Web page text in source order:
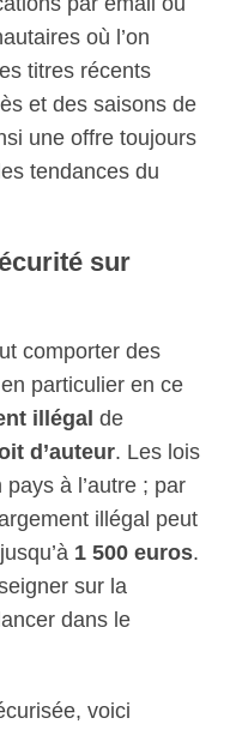
où l’on
titres récents
et des saisons de
une offre toujours
tendances du
sur
comporter des
particulier en ce
illégal de
d’auteur. Les lois
à l’autre ; par
illégal peut
1 500 euros.
sur la
dans le
voici